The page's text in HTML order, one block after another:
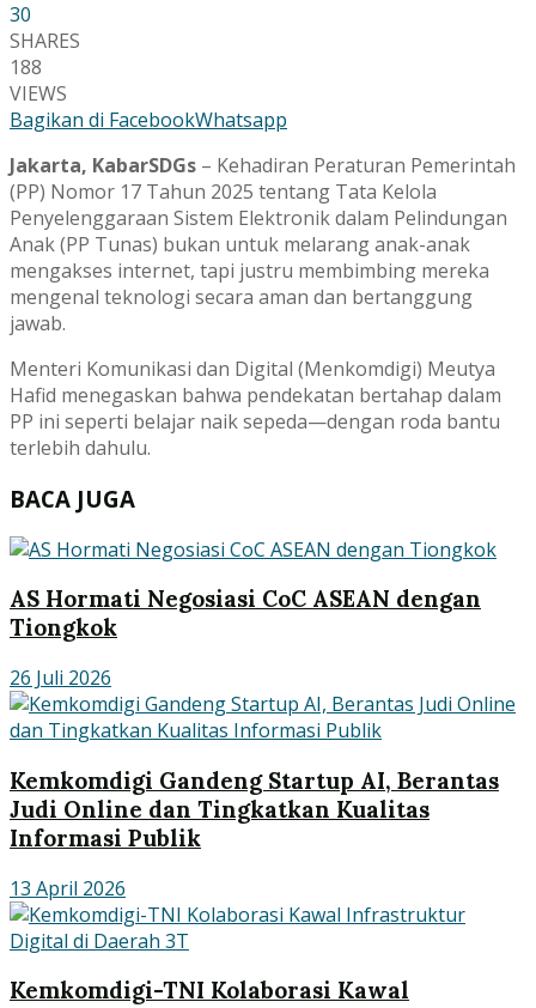
30
SHARES
188
VIEWS
Bagikan di FacebookWhatsapp
Jakarta, KabarSDGs – Kehadiran Peraturan Pemerintah
(PP) Nomor 17 Tahun 2025 tentang Tata Kelola
Penyelenggaraan Sistem Elektronik dalam Pelindungan
Anak (PP Tunas) bukan untuk melarang anak-anak
mengakses internet, tapi justru membimbing mereka
mengenal teknologi secara aman dan bertanggung
jawab.
Menteri Komunikasi dan Digital (Menkomdigi) Meutya
Hafid menegaskan bahwa pendekatan bertahap dalam
PP ini seperti belajar naik sepeda—dengan roda bantu
terlebih dahulu.
BACA JUGA
AS Hormati Negosiasi CoC ASEAN dengan
Tiongkok
26 Juli 2026
Kemkomdigi Gandeng Startup AI, Berantas
Judi Online dan Tingkatkan Kualitas
Informasi Publik
13 April 2026
Kemkomdigi-TNI Kolaborasi Kawal